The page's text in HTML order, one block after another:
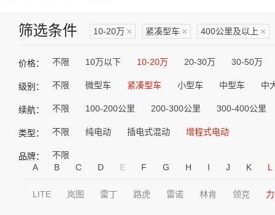
筛选条件 10-20万 × 紧凑型车 × 400公里及以上 ×
价格： 不限 10万以下 10-20万 20-30万 30-50万
级别： 不限 微型车 紧凑型车 小型车 中型车 中
续航： 不限 100-200公里 200-300公里 300-400公里
类型： 不限 纯电动 插电式混动 增程式电动
品牌：
不限
A
B C D E F G H I J K L
LITE 岚图 雷丁 路虎 雷诺 林肯 领克